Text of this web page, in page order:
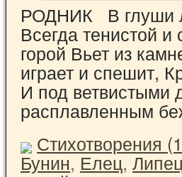
РОДНИК В глуши
Всегда тенистой
горой Вьет из
играет и спешит,
И под ветвистыми
расплавленным
Стихотворения
Бунин,Елец,